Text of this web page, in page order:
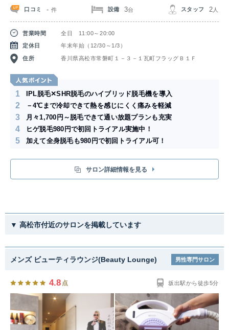
口コミ -件 設備 3台 スタッフ 2 人
営業時間
全日 11:00～20:00
定休日
年末年始（12/30～1/3）
住所 香川県高松市常磐町１－３－１瓦町フラッグＢ１Ｆ
1 IPL脱毛✕SHR脱毛のハイブリッド脱毛機を導入
2 －4℃まで冷却できて熱を感じにくく痛みを軽減
3 月々1,700円～脱毛できて通い放題プランも充実
4 ヒゲ脱毛980円で初回トライアル実施中！
5 加えて全身脱毛も980円で初回トライアル可！
サロン詳細情報を見る
▼ 高松市付近のサロンを掲載しています
メンズ ビューティラウンジ(Beauty Lounge) 男性専門サロン
4.8 点 坂出駅から徒歩5分